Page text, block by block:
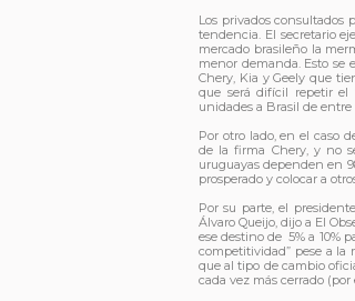
Los privados consultados
tendencia. El secretario
mercado brasileño la
menor demanda. Esto se
Chery, Kia y Geely que
que será difícil repetir el
unidades a Brasil de entre
Por otro lado, en el caso
de la firma Chery, y no
uruguayas dependen en
prosperado y colocar a
Por su parte, el
Álvaro Queijo, dijo a El
ese destino de 5% a 10%
competitividad” pese a la
que al tipo de cambio
cada vez más cerrado (por